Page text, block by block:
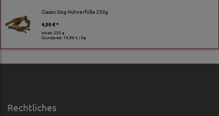
Classic Dog Hühnerfüße 250g
4,99 € *
Inhalt: 250 g
Grundpreis: 19,96 € / Kg
Rechtliches